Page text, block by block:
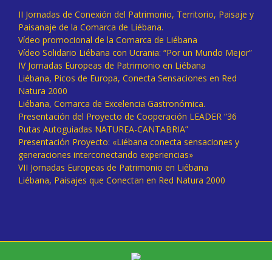
II Jornadas de Conexión del Patrimonio, Territorio, Paisaje y
Paisanaje de la Comarca de Liébana.
Vídeo promocional de la Comarca de Liébana
Vídeo Solidario Liébana con Ucrania: “Por un Mundo Mejor”
IV Jornadas Europeas de Patrimonio en Liébana
Liébana, Picos de Europa, Conecta Sensaciones en Red
Natura 2000
Liébana, Comarca de Excelencia Gastronómica.
Presentación del Proyecto de Cooperación LEADER “36
Rutas Autoguiadas NATUREA-CANTABRIA”
Presentación Proyecto: «Liébana conecta sensaciones y
generaciones interconectando experiencias»
VII Jornadas Europeas de Patrimonio en Liébana
Liébana, Paisajes que Conectan en Red Natura 2000